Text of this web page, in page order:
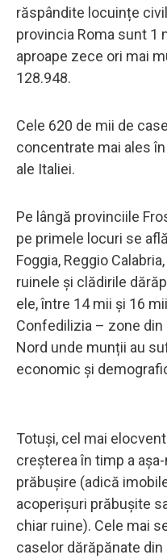
răspândite locuințe
provincia Roma sunt 1
aproape zece ori mai
128.948.
Cele 620 de mii de
concentrate mai ales
ale Italiei.
Pe lângă provinciile
pe primele locuri se
Foggia, Reggio
ruinele și clădirile
ele, între 14 mii și 16
Confedilizia – zone din
Nord unde munții au
economic și
Totuși, cel mai
creșterea în timp a
prăbușire (adică
acoperișuri prăbușite
chiar ruine). Cele mai
caselor dărăpănate